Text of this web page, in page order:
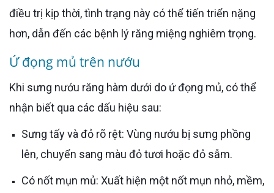
điều trị kịp thời, tình trạng này có thể tiến triển nặng
hơn, dẫn đến các bệnh lý răng miệng nghiêm trọng.
Ứ đọng mủ trên nướu
Khi sưng nướu răng hàm dưới do ứ đọng mủ, có thể
nhận biết qua các dấu hiệu sau:
Sưng tấy và đỏ rõ rệt: Vùng nướu bị sưng phồng
lên, chuyển sang màu đỏ tươi hoặc đỏ sẫm.
Có nốt mụn mủ: Xuất hiện một nốt mụn nhỏ, mềm,